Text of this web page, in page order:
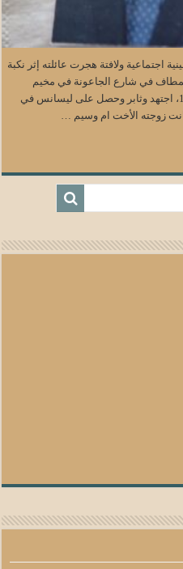
اجتماعية ولافتة هجرت عائلته إثر نكبة
المطاف في شارع الجاعونة في مخيم
اليرموك. من مواليد سوريا في 15/04/1954، اجتهد وثابر وحصل على ليسانس في
زوجته الأخت ام وسيم …